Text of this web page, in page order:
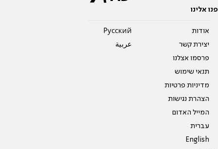
פנו אלינו
אודות
יצירת קשר
פרסמו אצלנו
תנאי שימוש
מדיניות פרטיות
הצהרת נגישות
המייל האדום
עברית
English
Pусский
عربية